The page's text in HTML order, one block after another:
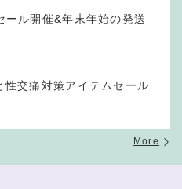
ール開催&年末年始の発送
性交痛対策アイテムセール
More